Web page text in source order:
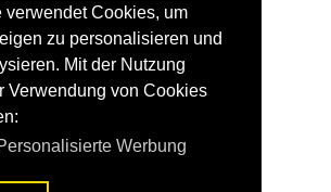
verwendet Cookies, um
zu personalisieren und
Mit der Nutzung
Verwendung von Cookies
Werbung